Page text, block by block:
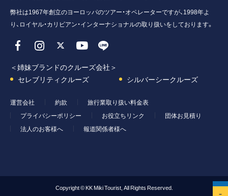
弊社は1967年創立のヨーロッパのツアー・オペレーターですが、1998年よ
り、ロイヤル・カリビアン・インターナショナルの取り扱いをしております。
＜姉妹ブランドのクルーズ会社＞
セレブリティクルーズ
シルバーシークルーズ
運営会社 約款
旅行業取り扱い料金表
プライバシーポリシー
お役立ちリンク
団体お見積り
法人のお客様へ
報道関係者様へ
Copyright © KK Miki Tourist, All Rights Reserved.